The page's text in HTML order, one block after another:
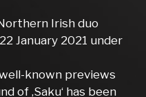
Irish duo
January 2021 under
known previews
of ‚Saku‘ has been